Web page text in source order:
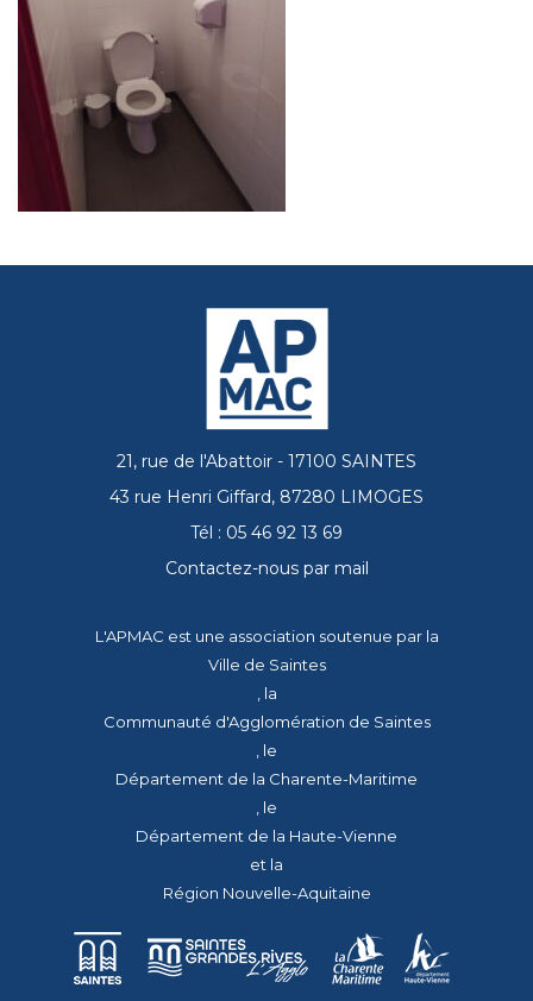
21, rue de l'Abattoir - 17100 SAINTES
43 rue Henri Giffard, 87280 LIMOGES
Tél : 05 46 92 13 69
Contactez-nous par mail
L'APMAC est une association soutenue par la
Ville de Saintes
, la
Communauté d'Agglomération de Saintes
, le
Département de la Charente-Maritime
, le
Département de la Haute-Vienne
et la
Région Nouvelle-Aquitaine